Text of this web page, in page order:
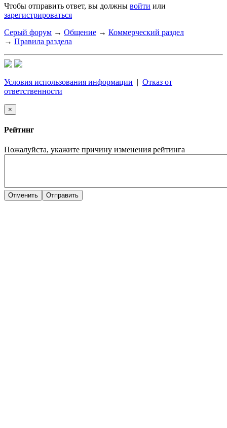
Чтобы отправить ответ, вы должны войти или
зарегистрироваться
Серый форум → Общение → Коммерческий раздел
→ Правила раздела
Условия использования информации | Отказ от
ответственности
×
Рейтинг
Пожалуйста, укажите причину изменения рейтинга
Отменить Отправить